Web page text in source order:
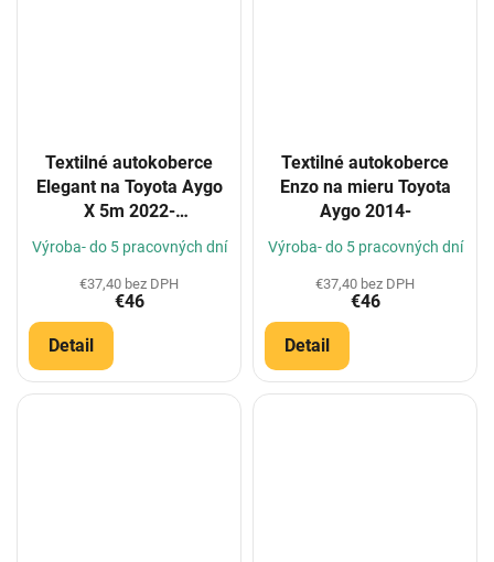
Textilné autokoberce
Elegant na Toyota Aygo
X 5m 2022-
(Konfigurátor)
Výroba- do 5 pracovných dní
€37,40 bez DPH
€46
Detail
Textilné autokoberce
Enzo na mieru Toyota
Aygo 2014-
Výroba- do 5 pracovných dní
€37,40 bez DPH
€46
Detail